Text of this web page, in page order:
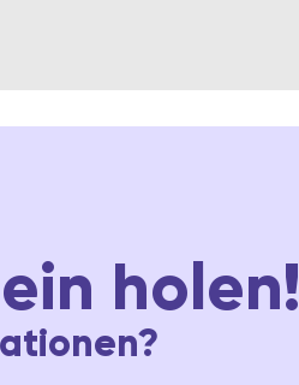
holen!